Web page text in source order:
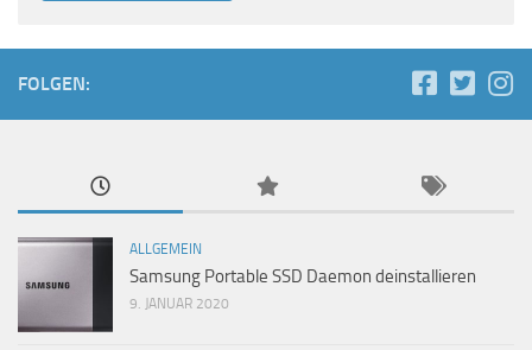
FOLGEN:
ALLGEMEIN
Samsung Portable SSD Daemon deinstallieren
9. JANUAR 2020